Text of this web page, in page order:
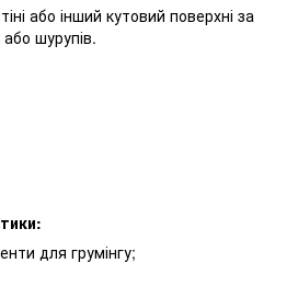
або інший кутовий поверхні за
шурупів.
для грумінгу;